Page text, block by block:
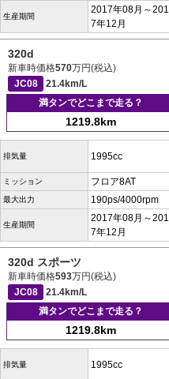
生産期間
2017年08月～201
7年12月
320d
新車時価格570万円(税込)
JC08
21.4km/L
満タンでどこまで走る？
1219.8km
排気量 1995cc
ミッション フロア8AT
最大出力 190ps/4000rpm
生産期間
2017年08月～201
7年12月
320d スポーツ
新車時価格593万円(税込)
JC08
21.4km/L
満タンでどこまで走る？
1219.8km
排気量 1995cc